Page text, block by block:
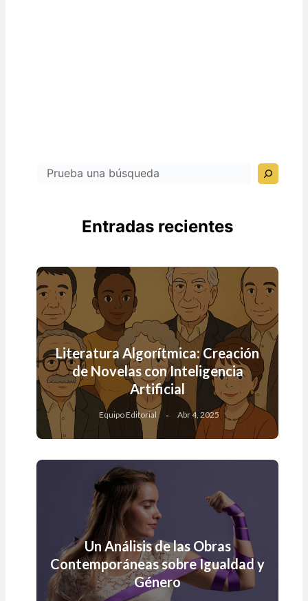
Search
Entradas recientes
Literatura Algorítmica: Creación
de Novelas con Inteligencia
Artificial
Equipo Editorial Abr 4, 2025
Un Análisis de las Obras
Contemporáneas sobre Igualdad y
Género